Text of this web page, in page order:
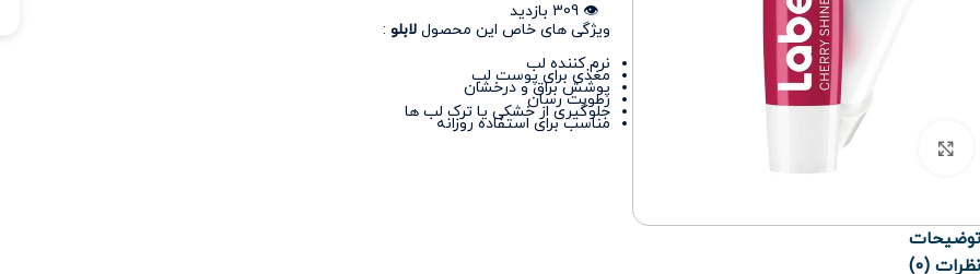
برای بزرگنمایی کلیک کنید
👁️ 309 بازدید
ویژگی های خاص این محصول لابلو:
نرم کننده لب
مغذی برای پوست لب
پوشش براق و درخشان
رطوبت رسان
جلوگیری از خشکی یا ترک لب ها
مناسب برای استفاده روزانه
توضیحات
نظرات (0)